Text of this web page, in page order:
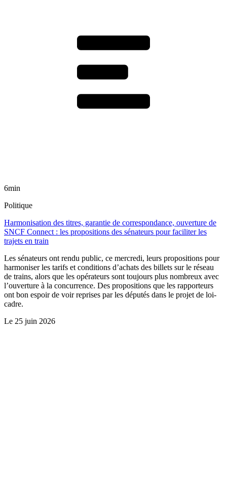
6min
Politique
Harmonisation des titres, garantie de correspondance, ouverture de
SNCF Connect : les propositions des sénateurs pour faciliter les
trajets en train
Les sénateurs ont rendu public, ce mercredi, leurs propositions pour
harmoniser les tarifs et conditions d’achats des billets sur le réseau
de trains, alors que les opérateurs sont toujours plus nombreux avec
l’ouverture à la concurrence. Des propositions que les rapporteurs
ont bon espoir de voir reprises par les députés dans le projet de loi-
cadre.
Le 25 juin 2026